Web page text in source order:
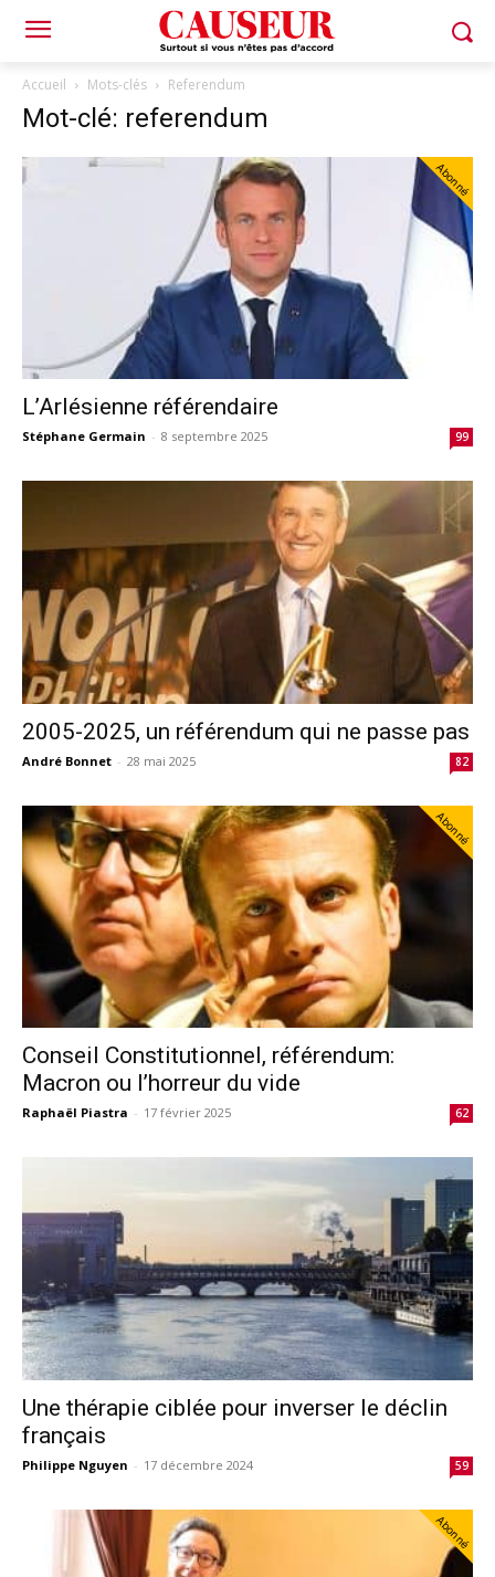
Accueil Mots-clés Referendum
Mot-clé: referendum
Abonné
L’Arlésienne référendaire
Stéphane Germain - 8 septembre 2025 99
2005-2025, un référendum qui ne passe pas
André Bonnet - 28 mai 2025 82
Abonné
Conseil Constitutionnel, référendum:
Macron ou l’horreur du vide
Raphaël Piastra - 17 février 2025 62
Une thérapie ciblée pour inverser le déclin
français
Philippe Nguyen - 17 décembre 2024 59
Abonné